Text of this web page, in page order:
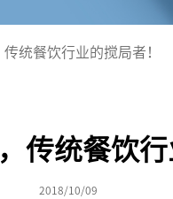
统餐饮行业的搅局者！
传统餐饮行
2018/10/09